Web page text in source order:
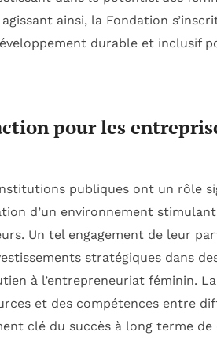
ainsi, la Fondation
durable et inclusif
pour les
publiques ont un rôle
d’un environnement
Un tel engagement de leur
stratégiques dans
à l’entrepreneuriat féminin.
et des compétences entre
clé du succès à long terme de